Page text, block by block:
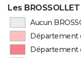
Les
Aucun
Département
Département